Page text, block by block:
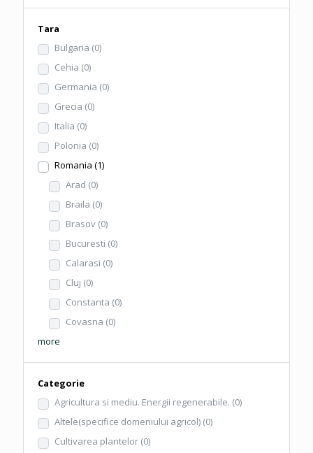
Tara
Bulgaria (0)
Cehia (0)
Germania (0)
Grecia (0)
Italia (0)
Polonia (0)
Romania (1)
Arad (0)
Braila (0)
Brasov (0)
Bucuresti (0)
Calarasi (0)
Cluj (0)
Constanta (0)
Covasna (0)
more
Categorie
Agricultura si mediu. Energii regenerabile. (0)
Altele(specifice domeniului agricol) (0)
Cultivarea plantelor (0)